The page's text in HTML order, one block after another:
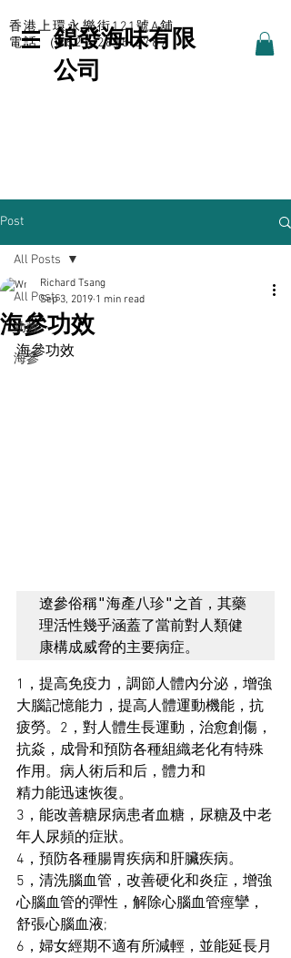
錦發海味有限
公司
香港上環永樂街121號A舖
電話:（852）2815 6787
Post
All Posts
功效
海參
All Posts
海參功效
Richard Tsang
Sep 3, 2019 1 min read
海參功效
遼參俗稱"海產八珍"之首，其藥
理活性幾乎涵蓋了當前對人類健
1，提高免疫力，調節人體內分泌，增強
大腦記憶能力，提高人體運動機能，抗
疲勞。2，對人體生長運動，治愈創傷，
抗焱，成骨和預防各種組織老化有特殊
作用。病人術后和后，體力和
精力能迅速恢復。
3，能改善糖尿病患者血糖，尿糖及中老
年人尿頻的症狀。
4，預防各種腸胃疾病和肝臟疾病。
5，清洗腦血管，改善硬化和炎症，增強
心腦血管的彈性，解除心腦血管痙攣，
舒張心腦血液;
6，婦女經期不適有所減輕，並能延長月